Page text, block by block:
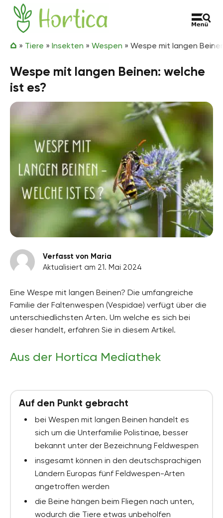
Zum Inhalt springen
Hortica
» Tiere » Insekten » Wespen » Wespe mit langen
Wespe mit langen Beinen: welche
ist es?
Verfasst von Maria
Aktualisiert am 21. Mai 2024
Eine Wespe mit langen Beinen? Die umfangreiche
Familie der Faltenwespen (Vespidae) verfügt über die
unterschiedlichsten Arten. Um welche es sich bei
dieser handelt, erfahren Sie in diesem Artikel.
Aus der Hortica Mediathek
Auf den Punkt gebracht
bei Wespen mit langen Beinen handelt es
sich um die Unterfamilie Polistinae, besser
bekannt unter der Bezeichnung Feldwespen
insgesamt können in den deutschsprachigen
Ländern Europas fünf Feldwespen-Arten
angetroffen werden
die Beine hängen beim Fliegen nach unten,
wodurch die Tiere etwas unbeholfen